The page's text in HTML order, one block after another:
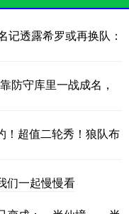
记透露希罗或再换队：
防守库里一战成名，
！超值二轮秀！狼队布
一起慢慢看